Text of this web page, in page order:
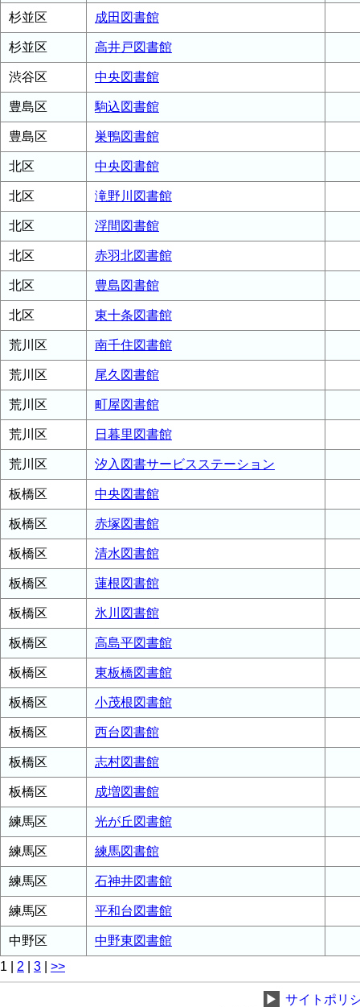
杉並区 成田図書館
杉並区 高井戸図書館
渋谷区 中央図書館
豊島区 駒込図書館
豊島区 巣鴨図書館
北区 中央図書館
北区 滝野川図書館
北区 浮間図書館
北区 赤羽北図書館
北区 豊島図書館
北区 東十条図書館
荒川区 南千住図書館
荒川区 尾久図書館
荒川区 町屋図書館
荒川区 日暮里図書館
荒川区 汐入図書サービスステーション
板橋区 中央図書館
板橋区 赤塚図書館
板橋区 清水図書館
板橋区 蓮根図書館
板橋区 氷川図書館
板橋区 高島平図書館
板橋区 東板橋図書館
板橋区 小茂根図書館
板橋区 西台図書館
板橋区 志村図書館
板橋区 成増図書館
練馬区 光が丘図書館
練馬区 練馬図書館
練馬区 石神井図書館
練馬区 平和台図書館
中野区
中野東図書館
1
2 3 >>
▶ サイトポリ